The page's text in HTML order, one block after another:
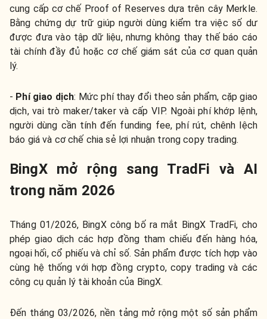
cung cấp cơ chế Proof of Reserves dựa trên cây Merkle.
Bằng chứng dự trữ giúp người dùng kiểm tra việc số dư
được đưa vào tập dữ liệu, nhưng không thay thế báo cáo
tài chính đầy đủ hoặc cơ chế giám sát của cơ quan quản
lý.
- Phí giao dịch: Mức phí thay đổi theo sản phẩm, cặp giao
dịch, vai trò maker/taker và cấp VIP. Ngoài phí khớp lệnh,
người dùng cần tính đến funding fee, phí rút, chênh lệch
báo giá và cơ chế chia sẻ lợi nhuận trong copy trading.
BingX mở rộng sang TradFi và AI
trong năm 2026
Tháng 01/2026, BingX công bố ra mắt BingX TradFi, cho
phép giao dịch các hợp đồng tham chiếu đến hàng hóa,
ngoại hối, cổ phiếu và chỉ số. Sản phẩm được tích hợp vào
cùng hệ thống với hợp đồng crypto, copy trading và các
công cụ quản lý tài khoản của BingX.
Đến tháng 03/2026, nền tảng mở rộng một số sản phẩm